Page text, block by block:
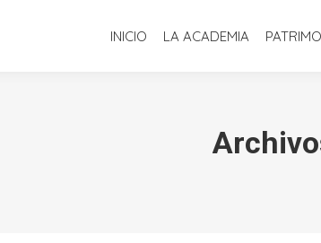
INICIO LA ACADEMIA
INICIO LA